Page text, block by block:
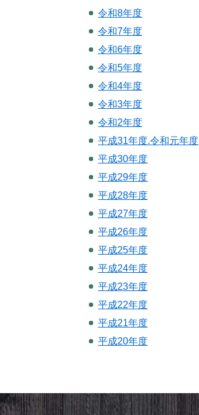
令和8年度
令和7年度
令和6年度
令和5年度
令和4年度
令和3年度
令和2年度
平成31年度.令和元年度
平成30年度
平成29年度
平成28年度
平成27年度
平成26年度
平成25年度
平成24年度
平成23年度
平成22年度
平成21年度
平成20年度